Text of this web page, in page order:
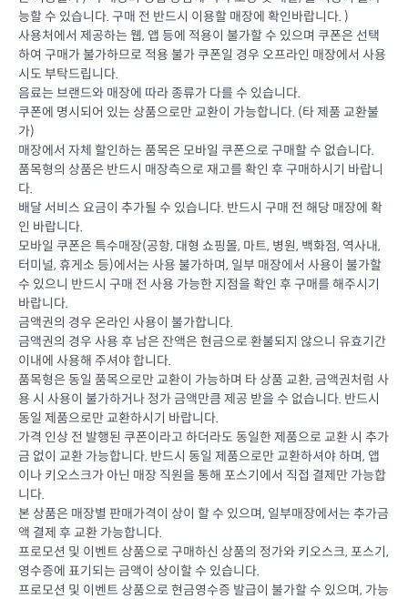
능할 수 있습니다. 구매 전 반드시 이용할 매장에 확인바랍니다. )
사용처에서 제공하는 웹, 앱 등에 적용이 불가할 수 있으며 쿠폰은 선택
하여 구매가 불가하므로 적용 불가 쿠폰일 경우 오프라인 매장에서 사용
시도 부탁드립니다.
음료는 브랜드와 매장에 따라 종류가 다를 수 있습니다.
쿠폰에 명시되어 있는 상품으로만 교환이 가능합니다. (타 제품 교환불
가)
매장에서 자체 할인하는 품목은 모바일 쿠폰으로 구매할 수 없습니다.
품목형의 상품은 반드시 매장측으로 재고를 확인 후 구매하시기 바랍니
다.
배달 서비스 요금이 추가될 수 있습니다. 반드시 구매 전 해당 매장에 확
인 바랍니다.
모바일 쿠폰은 특수매장(공항, 대형 쇼핑몰, 마트, 병원, 백화점, 역사내,
터미널, 휴게소 등)에서는 사용 불가하며, 일부 매장에서 사용이 불가할
수 있으니 반드시 구매 전 사용 가능한 지점을 확인 후 구매를 해주시기
바랍니다.
금액권의 경우 온라인 사용이 불가합니다.
금액권의 경우 사용 후 남은 잔액은 현금으로 환불되지 않으니 유효기간
이내에 사용해 주셔야 합니다.
품목형은 동일 품목으로만 교환이 가능하며 타 상품 교환, 금액권처럼 사
용 시 사용이 불가하거나 정가 금액만큼 제공 받을 수 없습니다. 반드시
동일 제품으로만 교환하시기 바랍니다.
가격 인상 전 발행된 쿠폰이라고 하더라도 동일한 제품으로 교환 시 추가
금 없이 교환 가능합니다. 반드시 동일 제품으로만 교환하셔야 하며, 앱
이나 키오스크가 아닌 매장 직원을 통해 포스기에서 직접 결제만 가능합
니다.
본 상품은 매장별 판매가격이 상이 할 수 있으며, 일부매장에서는 추가금
액 결제 후 교환 가능합니다.
프로모션 및 이벤트 상품으로 구매하신 상품의 정가와 키오스크, 포스기,
영수증에 표기되는 금액이 상이할 수 있습니다.
프로모션 및 이벤트 상품으로 현금영수증 발급이 불가할 수 있으며, 가능